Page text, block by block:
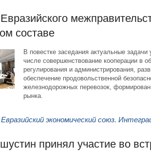
составе
В повестке заседания актуальные задачи
числе совершенствование кооперации в
регулирования и администрирования,
обеспечение продовольственной
железнодорожных перевозок,
рынка.
Евразийский экономический союз.
принял участие во